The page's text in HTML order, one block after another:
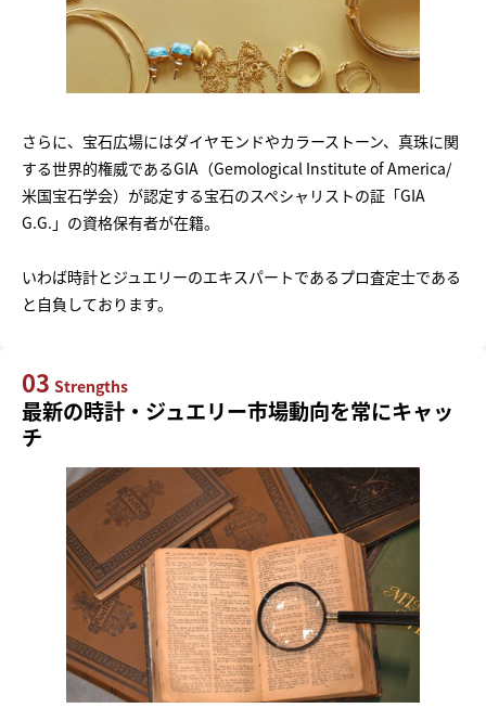
さらに、宝石広場にはダイヤモンドやカラーストーン、真珠に関
する世界的権威であるGIA（Gemological Institute of America/
米国宝石学会）が認定する宝石のスペシャリストの証「GIA
G.G.」の資格保有者が在籍。
いわば時計とジュエリーのエキスパートであるプロ査定士である
と自負しております。
03 Strengths
最新の時計・ジュエリー市場動向を常にキャッ
チ